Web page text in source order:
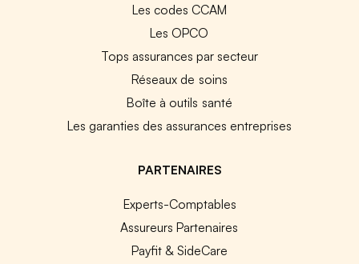
Les codes CCAM
Les OPCO
Tops assurances par secteur
Réseaux de soins
Boîte à outils santé
Les garanties des assurances entreprises
PARTENAIRES
Experts-Comptables
Assureurs Partenaires
Payfit & SideCare